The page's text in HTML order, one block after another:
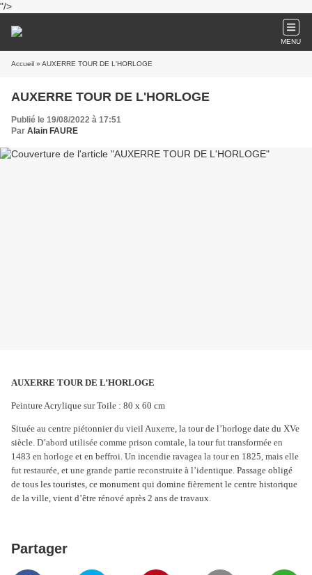
"/>
MENU
Accueil » AUXERRE TOUR DE L'HORLOGE
AUXERRE TOUR DE L'HORLOGE
Publié le 19/08/2022 à 17:51
Par Alain FAURE
AUXERRE TOUR DE L’HORLOGE
Peinture Acrylique sur Toile : 80 x 60 cm
Située au centre piétonnier du vieil Auxerre, la tour de l’horloge date du XVe
siècle. D’abord utilisée comme prison comtale, la tour fut transformée en
1483 en horloge et en beffroi. Un incendie ravagea la tour en 1825, mais elle
fut restaurée, et une grande partie reconstruite à l’identique. Passage obligé
de tous les touristes, ce monument qui domine fièrement le centre historique
de la ville, vient d’être rénové après 2 ans de travaux.
Partager